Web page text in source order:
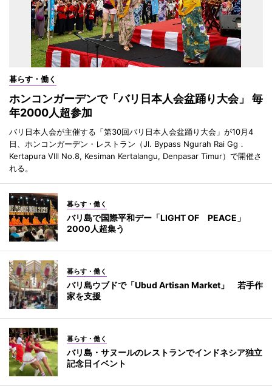
暮らす・働く
ホンコンガーデンで「バリ日本人会盆踊り大会」 毎
年2000人超参加
バリ日本人会が主催する「第30回バリ日本人会盆踊り大会」が10月4
日、ホンコンガーデン・レストラン（Jl. Bypass Ngurah Rai Gg．
Kertapura Vlll No.8, Kesiman Kertalangu, Denpasar Timur）で開催さ
れる。
暮らす・働く
バリ島で国際平和デー「LIGHT OF PEACE」
2000人超集う
暮らす・働く
バリ島ウブドで「Ubud Artisan Market」 若手作
家を支援
暮らす・働く
バリ島・サヌールのレストランでインドネシア独立
記念日イベント